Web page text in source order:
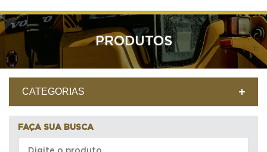
PRODUTOS
CATEGORIAS
FAÇA SUA BUSCA